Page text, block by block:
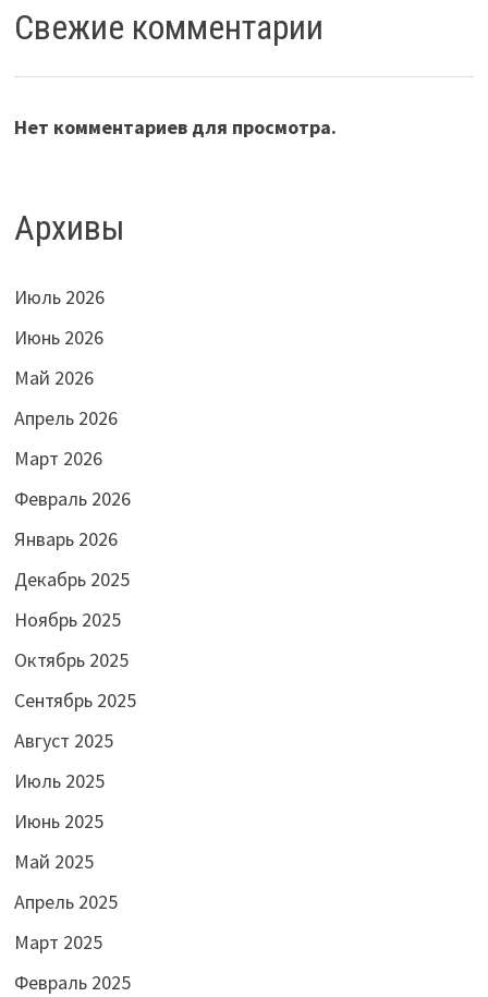
Свежие комментарии
Нет комментариев для просмотра.
Архивы
Июль 2026
Июнь 2026
Май 2026
Апрель 2026
Март 2026
Февраль 2026
Январь 2026
Декабрь 2025
Ноябрь 2025
Октябрь 2025
Сентябрь 2025
Август 2025
Июль 2025
Июнь 2025
Май 2025
Апрель 2025
Март 2025
Февраль 2025